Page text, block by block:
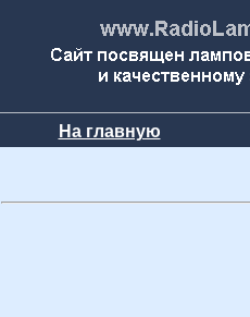
На главную